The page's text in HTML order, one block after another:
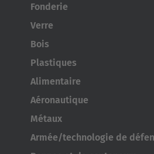
Fonderie
Verre
Bois
Plastiques
Alimentaire
Aéronautique
Métaux
Armée/technologie de